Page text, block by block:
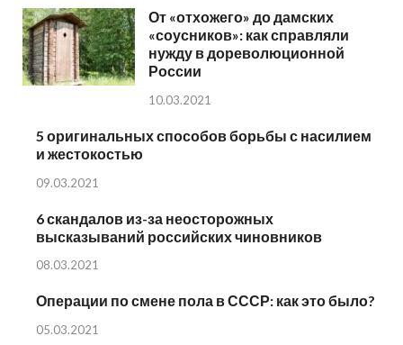
От «отхожего» до дамских
«соусников»: как справляли
нужду в дореволюционной
России
10.03.2021
5 оригинальных способов борьбы с насилием
и жестокостью
09.03.2021
6 скандалов из-за неосторожных
высказываний российских чиновников
08.03.2021
Операции по смене пола в СССР: как это было?
05.03.2021